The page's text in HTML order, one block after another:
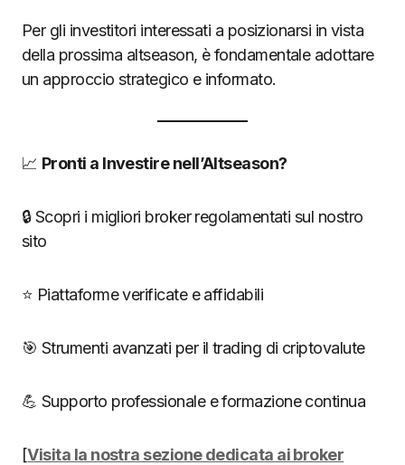
Per gli investitori interessati a posizionarsi in vista
della prossima altseason, è fondamentale adottare
un approccio strategico e informato.
📈 Pronti a Investire nell’Altseason?
🔒 Scopri i migliori broker regolamentati sul nostro
sito
⭐️ Piattaforme verificate e affidabili
🎯 Strumenti avanzati per il trading di criptovalute
💪 Supporto professionale e formazione continua
[Visita la nostra sezione dedicata ai broker